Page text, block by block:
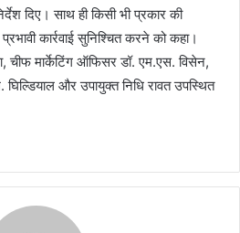
दिए। साथ ही किसी भी प्रकार की
कार्रवाई सुनिश्चित करने को कहा।
चीफ मार्केटिंग ऑफिसर डॉ. एम.एस. विसेन,
और उपायुक्त निधि रावत उपस्थित